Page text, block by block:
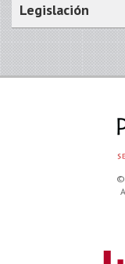
Legislación
©